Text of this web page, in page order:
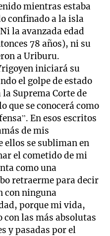
mientras estaba
confinado a la isla
la avanzada edad
78 años), ni su
a Uriburu.
iniciará su
el golpe de estado
Suprema Corte de
que se conocerá como
En esos escritos
de mis
ellos se subliman en
el cometido de mi
como una
retraerme para decir
con ninguna
porque mi vida,
las más absolutas
y pasadas por el